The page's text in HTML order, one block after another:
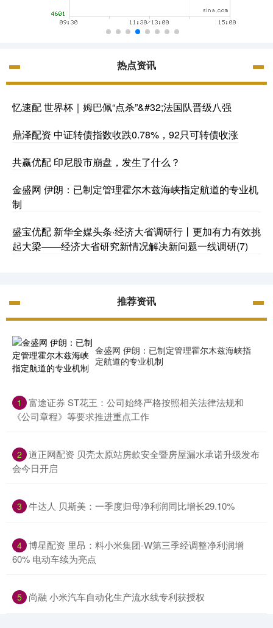
热点资讯
忆速配 世界杯｜姆巴佩“点杀”&#32;法国队晋级八强
鼎泽配资 中证转债指数收跌0.78%，92只可转债收涨
共赢优配 印尼股市崩盘，发生了什么？
金盛网 伊朗：已制定管理霍尔木兹海峡指定航道的专业机
制
盛宝优配 新华全媒头条·经济大省调研行丨更加有力有效挑
起大梁——经济大省研究新情况解决新问题一线调研(7)
推荐资讯
金盛网 伊朗：已制定管理霍尔木兹海峡指
定航道的专业机制
1
​富途证券 ST花王：公司始终严格按照相关法律法规和
《公司章程》等要求推进重点工作
2 ​道正网配资 贝壳太原站房款安全暨房屋漏水承诺升级发布
会今日开启
3 ​牛达人 贝斯美：一季度归母净利润同比增长29.10%
4 ​博星配资 里昂：料小米集团-W第三季经调整净利润增
60% 电动车续为亮点
5 ​尚融 小米汽车自动化生产流水线专利获授权